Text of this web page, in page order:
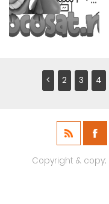
< 2 3 4
Copyright & copy;